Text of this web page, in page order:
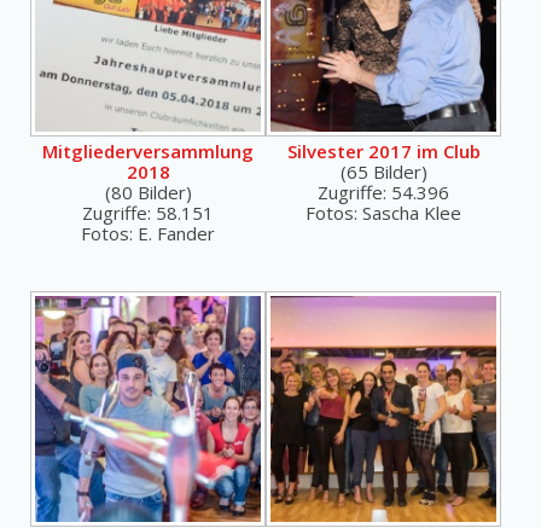
Mitgliederversammlung
2018
(80 Bilder)
Zugriffe: 58.151
Fotos: E. Fander
Silvester 2017 im Club
(65 Bilder)
Zugriffe: 54.396
Fotos: Sascha Klee